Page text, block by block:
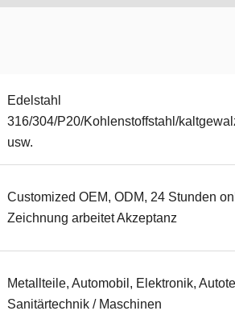
Edelstahl
316/304/P20/Kohlenstoffstahl/
usw.
Customized OEM, ODM, 24 Stunden
Zeichnung arbeitet Akzeptanz
Metallteile, Automobil, Elektronik,
Sanitärtechnik / Maschinen